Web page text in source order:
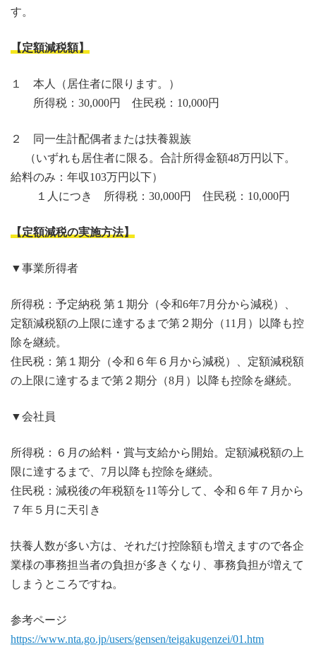
す。
【定額減税額】
１ 本人（居住者に限ります。）
所得税：30,000円 住民税：10,000円
２ 同一生計配偶者または扶養親族
（いずれも居住者に限る。合計所得金額48万円以下。
給料のみ：年収103万円以下）
１人につき 所得税：30,000円 住民税：10,000円
【定額減税の実施方法】
▼事業所得者
所得税：予定納税 第１期分（令和6年7月分から減税）、
定額減税額の上限に達するまで第２期分（11月）以降も控
除を継続。
住民税：第１期分（令和６年６月から減税）、定額減税額
の上限に達するまで第２期分（8月）以降も控除を継続。
▼会社員
所得税：６月の給料・賞与支給から開始。定額減税額の上
限に達するまで、7月以降も控除を継続。
住民税：減税後の年税額を11等分して、令和６年７月から
７年５月に天引き
扶養人数が多い方は、それだけ控除額も増えますので各企
業様の事務担当者の負担が多きくなり、事務負担が増えて
しまうところですね。
参考ページ
https://www.nta.go.jp/users/gensen/teigakugenzei/01.htm